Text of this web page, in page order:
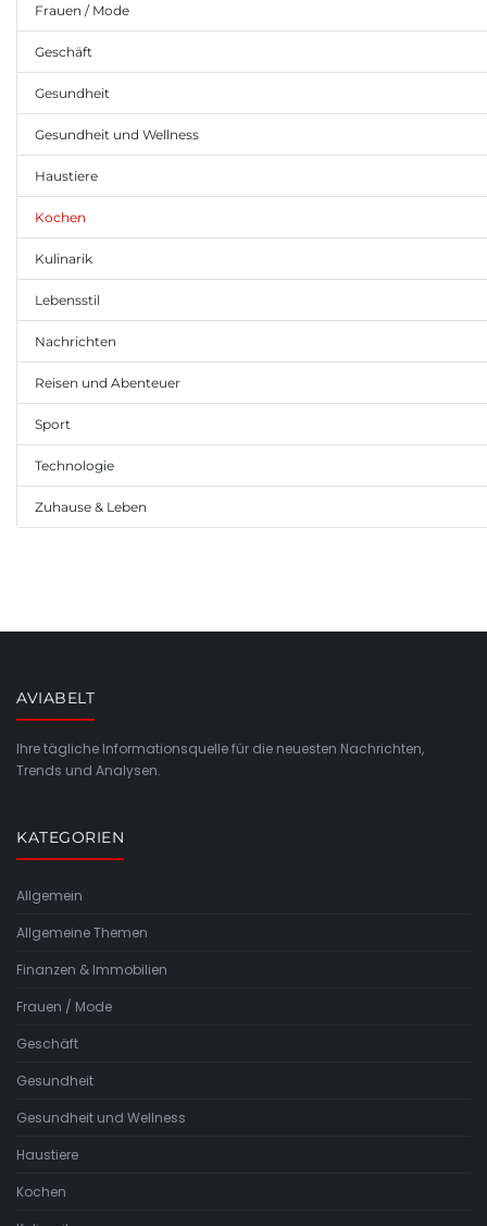
Frauen / Mode
Geschäft
Gesundheit
Gesundheit und Wellness
Haustiere
Kochen
Kulinarik
Lebensstil
Nachrichten
Reisen und Abenteuer
Sport
Technologie
Zuhause & Leben
AVIABELT
Ihre tägliche Informationsquelle für die neuesten Nachrichten,
Trends und Analysen.
KATEGORIEN
Allgemein
Allgemeine Themen
Finanzen & Immobilien
Frauen / Mode
Geschäft
Gesundheit
Gesundheit und Wellness
Haustiere
Kochen